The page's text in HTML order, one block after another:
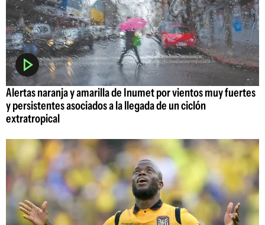
Alertas naranja y amarilla de Inumet por vientos muy fuertes
y persistentes asociados a la llegada de un ciclón
extratropical